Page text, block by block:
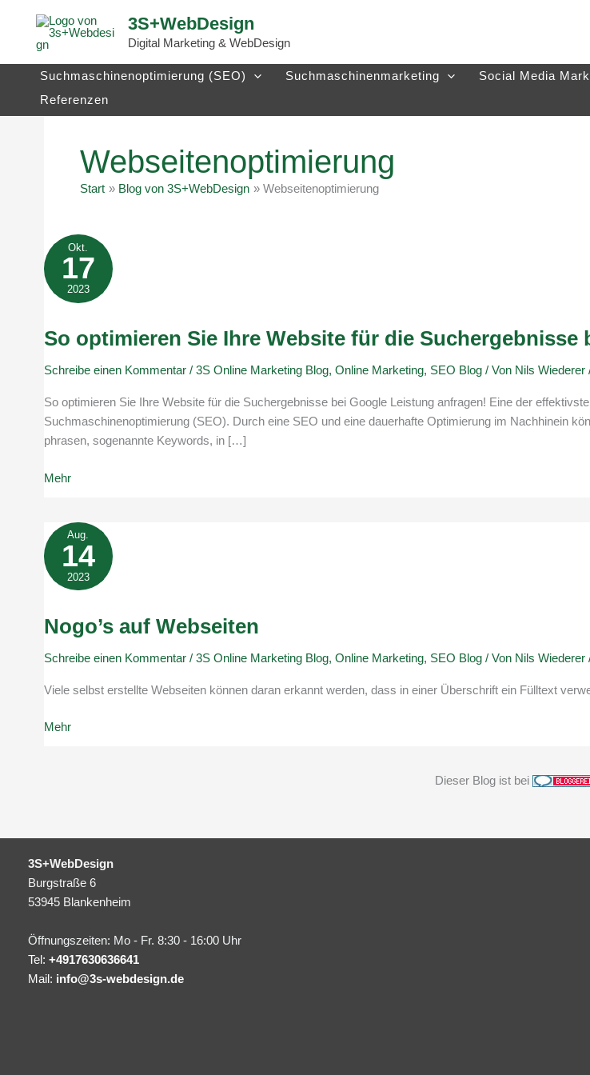
springen
3S+WebDesign
Digital Marketing & WebDesign
Suchmaschinenoptimierung (SEO) Suchmaschinenmarketing Social Media
Referenzen
Webseitenoptimierung
Start Blog von 3S+WebDesign Webseitenoptimierung
Okt.
17
2023
So optimieren Sie Ihre Website für die Suchergebnisse
Schreibe einen Kommentar / 3S Online Marketing Blog, Online Marketing, SEO Blog / Von Nils Wiederer
So optimieren Sie Ihre Website für die Suchergebnisse bei Google Leistung anfragen! Eine der
Suchmaschinenoptimierung (SEO). Durch eine SEO und eine dauerhafte Optimierung im Nachhinein
phrasen, sogenannte Keywords, in […]
So
Ihre
Website
für
bei
Mehr
Aug.
14
2023
Nogo’s auf Webseiten
Schreibe einen Kommentar / 3S Online Marketing Blog, Online Marketing, SEO Blog / Von Nils Wiederer
Viele selbst erstellte Webseiten können daran erkannt werden, dass in einer Überschrift ein Fülltext
Nogo’s
Mehr
Dieser Blog ist bei
3S+WebDesign
Burgstraße 6
53945 Blankenheim
Öffnungszeiten: Mo - Fr. 8:30 - 16:00 Uhr
Tel: +4917630636641
Mail: info@3s-webdesign.de